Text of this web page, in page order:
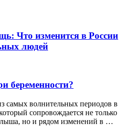
Что изменится в России
людей
беременности?
самых волнительных периодов в
сопровождается не только
но и рядом изменений в …